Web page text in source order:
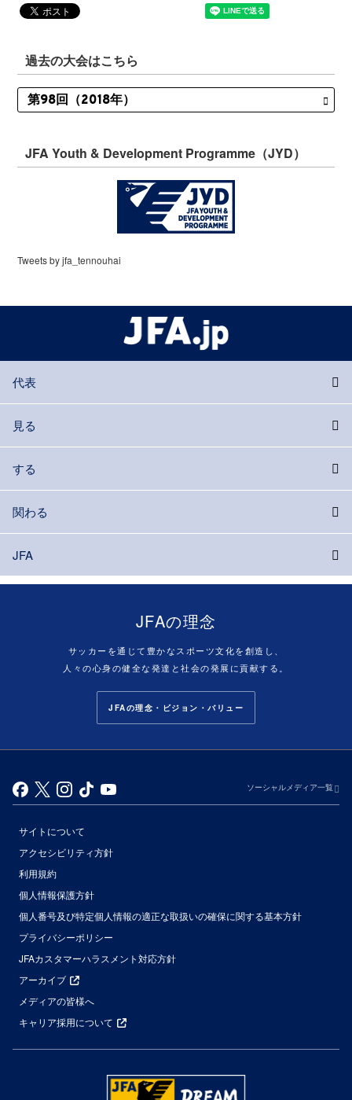
過去の大会はこちら
JFA Youth & Development Programme（JYD）
Tweets by jfa_tennouhai
代表
見る
する
関わる
JFA
JFAの理念
サッカーを通じて豊かなスポーツ文化を創造し、
人々の心身の健全な発達と社会の発展に貢献する。
JFAの理念・ビジョン・バリュー
ソーシャルメディア一覧
サイトについて
アクセシビリティ方針
利用規約
個人情報保護方針
個人番号及び特定個人情報の適正な取扱いの確保に関する基本方針
プライバシーポリシー
JFAカスタマーハラスメント対応方針
アーカイブ
メディアの皆様へ
キャリア採用について